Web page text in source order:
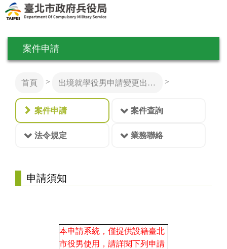
案件申請
首頁 > 出境就學役男申請變更出境身分及事由 >
案件申請 案件查詢
法令規定 業務聯絡
申請須知
本申請系統，僅提供設籍臺北
市役男使用，請詳閱下列申請